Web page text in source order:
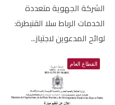
الشركة الجهوية متعددة
الخدمات الرباط سلا القنيطرة:
لوائح المدعوين لاجتياز...
القطاع العام